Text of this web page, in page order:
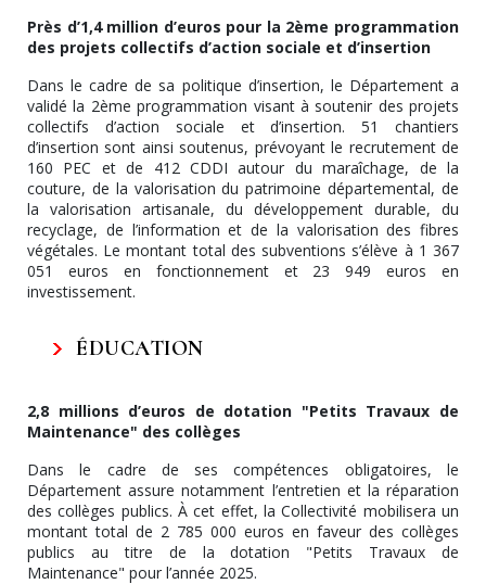
Près d’1,4 million d’euros pour la 2ème programmation
des projets collectifs d’action sociale et d’insertion
Dans le cadre de sa politique d’insertion, le Département a
validé la 2ème programmation visant à soutenir des projets
collectifs d’action sociale et d’insertion. 51 chantiers
d’insertion sont ainsi soutenus, prévoyant le recrutement de
160 PEC et de 412 CDDI autour du maraîchage, de la
couture, de la valorisation du patrimoine départemental, de
la valorisation artisanale, du développement durable, du
recyclage, de l’information et de la valorisation des fibres
végétales. Le montant total des subventions s’élève à 1 367
051 euros en fonctionnement et 23 949 euros en
investissement.
ÉDUCATION
2,8 millions d’euros de dotation "Petits Travaux de
Maintenance" des collèges
Dans le cadre de ses compétences obligatoires, le
Département assure notamment l’entretien et la réparation
des collèges publics. À cet effet, la Collectivité mobilisera un
montant total de 2 785 000 euros en faveur des collèges
publics au titre de la dotation "Petits Travaux de
Maintenance" pour l’année 2025.